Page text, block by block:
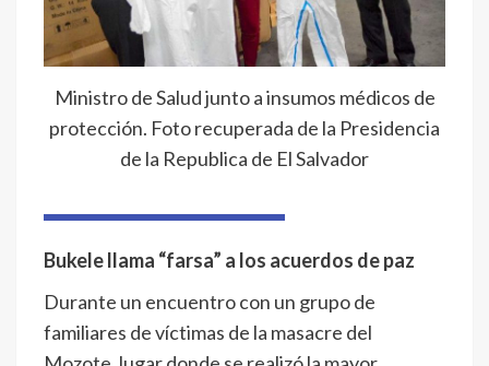
Ministro de Salud junto a insumos médicos de
protección. Foto recuperada de la Presidencia
de la Republica de El Salvador
Bukele llama “farsa” a los acuerdos de paz
Durante un encuentro con un grupo de
familiares de víctimas de la masacre del